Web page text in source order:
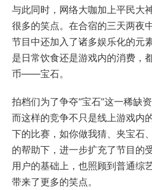
与此同时，网络大咖加上平民大
很多的笑点。在合宿的三天两夜
节目中还加入了诸多娱乐化的元
是日常饮食还是游戏内的消费，
币——宝石。
拍档们为了争夺“宝石”这一稀缺
而这样的竞争不只是线上游戏内
下的比赛，如你做我猜、夹宝石
的帮助下，进一步扩充了节目的
用户的基础上，也照顾到普通综
带来了更多的笑点。